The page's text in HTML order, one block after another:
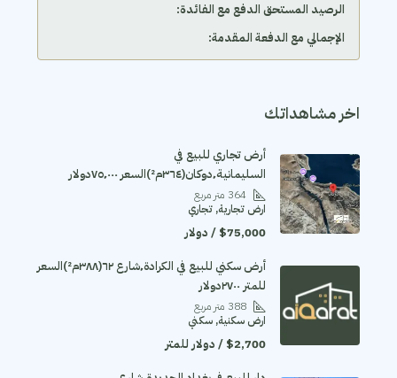
الرصيد المستحق الدفع مع الفائدة:
الإجمالي مع الدفعة المقدمة:
اخر مشاهداتك
أرض تجاري للبيع في
السليمانية٬دوكان(٣٦٤م²)السعر ٧٥٬٠٠٠دولار
364 متر مربع
ارض تجارية, تجاري
$75,000 / دولار
أرض سكني للبيع في الكرادة٬شارع ٦٢(٣٨٨م²)السعر
للمتر ٢٧٠٠دولار
388 متر مربع
ارض سكنية, سكني
$2,700 / دولار للمتر